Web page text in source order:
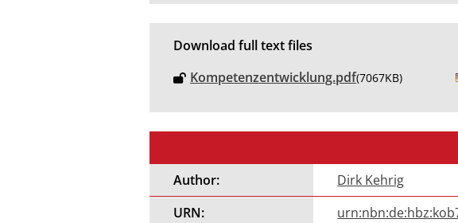
Download full text files
Kompetenzentwicklung.pdf(7067KB)
Author:
Dirk Kehrig
URN: